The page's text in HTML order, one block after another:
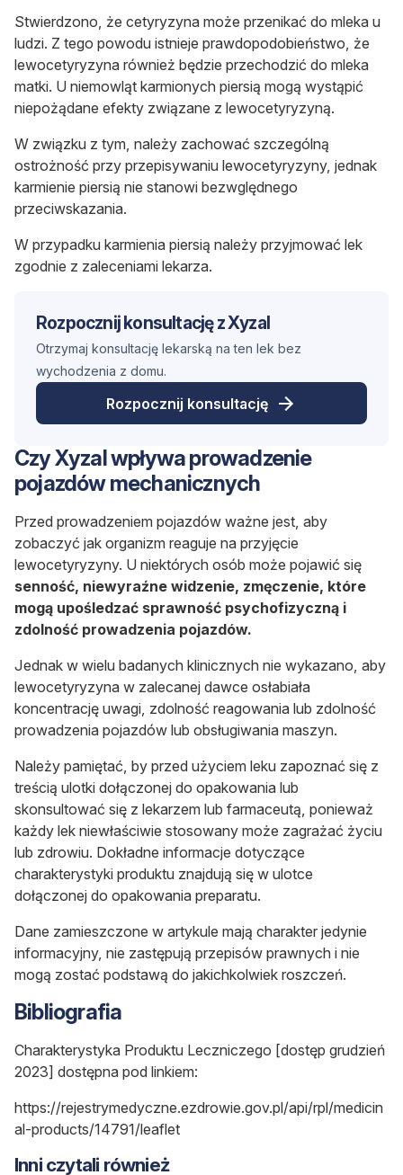
Stwierdzono, że cetyryzyna może przenikać do mleka u
ludzi. Z tego powodu istnieje prawdopodobieństwo, że
lewocetyryzyna również będzie przechodzić do mleka
matki. U niemowląt karmionych piersią mogą wystąpić
niepożądane efekty związane z lewocetyryzyną.
W związku z tym, należy zachować szczególną
ostrożność przy przepisywaniu lewocetyryzyny, jednak
karmienie piersią nie stanowi bezwględnego
przeciwskazania.
W przypadku karmienia piersią należy przyjmować lek
zgodnie z zaleceniami lekarza.
Rozpocznij konsultację z Xyzal
Otrzymaj konsultację lekarską na ten lek bez
wychodzenia z domu.
Rozpocznij konsultację
Czy Xyzal wpływa prowadzenie
pojazdów mechanicznych
Przed prowadzeniem pojazdów ważne jest, aby
zobaczyć jak organizm reaguje na przyjęcie
lewocetyryzyny. U niektórych osób może pojawić się
senność, niewyraźne widzenie, zmęczenie, które
mogą upośledzać sprawność psychofizyczną i
zdolność prowadzenia pojazdów.
Jednak w wielu badanych klinicznych nie wykazano, aby
lewocetyryzyna w zalecanej dawce osłabiała
koncentrację uwagi, zdolność reagowania lub zdolność
prowadzenia pojazdów lub obsługiwania maszyn.
Należy pamiętać, by przed użyciem leku zapoznać się z
treścią ulotki dołączonej do opakowania lub
skonsultować się z lekarzem lub farmaceutą, ponieważ
każdy lek niewłaściwie stosowany może zagrażać życiu
lub zdrowiu. Dokładne informacje dotyczące
charakterystyki produktu znajdują się w ulotce
dołączonej do opakowania preparatu.
Dane zamieszczone w artykule mają charakter jedynie
informacyjny, nie zastępują przepisów prawnych i nie
mogą zostać podstawą do jakichkolwiek roszczeń.
Bibliografia
Charakterystyka Produktu Leczniczego [dostęp grudzień
2023] dostępna pod linkiem:
https://rejestrymedyczne.ezdrowie.gov.pl/api/rpl/medicin
al-products/14791/leaflet
Inni czytali również